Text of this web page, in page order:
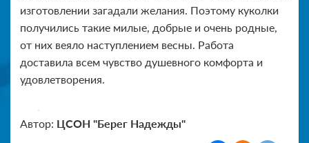
изготовлении загадали желания. Поэтому куколки
получились такие милые, добрые и очень родные,
от них веяло наступлением весны. Работа
доставила всем чувство душевного комфорта и
удовлетворения.
Автор: ЦСОН "Берег Надежды"